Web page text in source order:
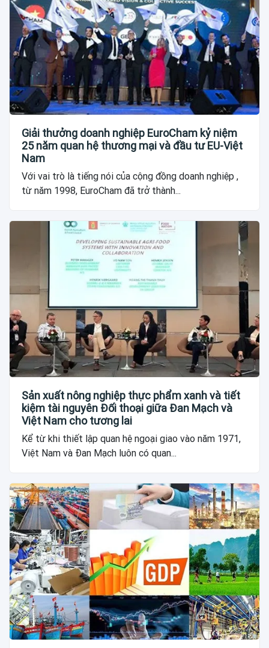
Giải thưởng doanh nghiệp EuroCham kỷ niệm
25 năm quan hệ thương mại và đầu tư EU-Việt
Nam
Với vai trò là tiếng nói của cộng đồng doanh nghiệp ,
từ năm 1998, EuroCham đã trở thành...
Sản xuất nông nghiệp thực phẩm xanh và tiết
kiệm tài nguyên Đối thoại giữa Đan Mạch và
Việt Nam cho tương lai
Kể từ khi thiết lập quan hệ ngoại giao vào năm 1971,
Việt Nam và Đan Mạch luôn có quan...